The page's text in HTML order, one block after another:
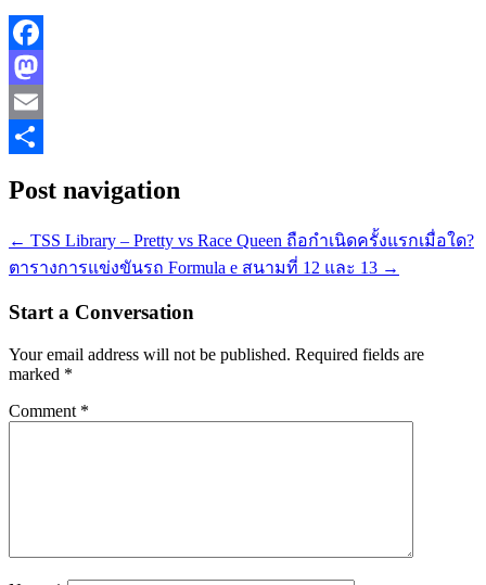
Facebook
Mastodon
Email
Post navigation
← TSS Library – Pretty vs Race Queen ถือกำเนิดครั้งแรกเมื่อใด?
ตารางการแข่งขันรถ Formula e สนามที่ 12 และ 13 →
Start a Conversation
Your email address will not be published. Required fields are
marked *
Comment *